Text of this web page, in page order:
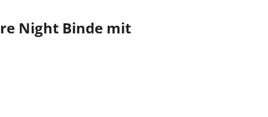
Night Binde mit